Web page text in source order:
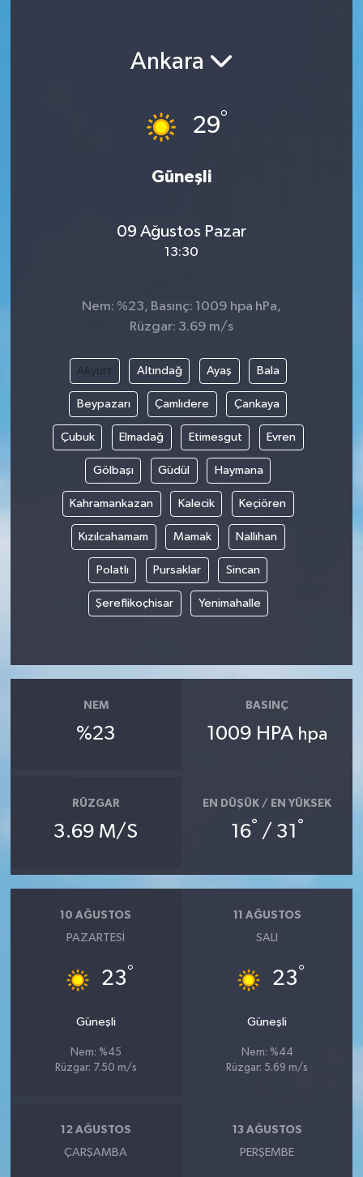
Ankara
29°
Güneşli
09 Ağustos Pazar
13:30
Nem: %23, Basınç: 1009 hpa hPa,
Rüzgar: 3.69 m/s
Akyurt Altındağ Ayaş Bala
Beypazarı Çamlıdere Çankaya
Çubuk Elmadağ Etimesgut Evren
Gölbaşı Güdül Haymana
Kahramankazan Kalecik Keçiören
Kızılcahamam Mamak Nallıhan
Polatlı Pursaklar Sincan
Şereflikoçhisar Yenimahalle
NEM
%23
BASINÇ
1009 HPA hpa
RÜZGAR
3.69 M/S
EN DÜŞÜK / EN YÜKSEK
16° / 31 °
10 AĞUSTOS
PAZARTESI
23°
Güneşli
Nem: %45
Rüzgar: 7.50 m/s
11 AĞUSTOS
SALI
23°
Güneşli
Nem: %44
Rüzgar: 5.69 m/s
12 AĞUSTOS
ÇARŞAMBA
13 AĞUSTOS
PERŞEMBE